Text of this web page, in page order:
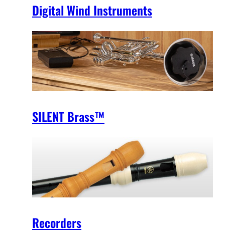
Digital Wind Instruments
SILENT Brass™
Recorders